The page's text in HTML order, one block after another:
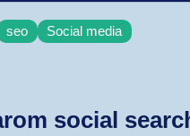
seo Social media
social